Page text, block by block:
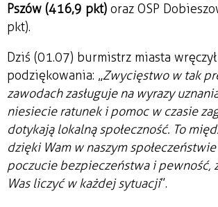
Pszów (416,9 pkt) oraz OSP
pkt).
Dziś (01.07) burmistrz miasta
podziękowania: „Zwycięstwo w tak
zawodach zasługuje na wyrazy
niesiecie ratunek i pomoc w czasie
dotykają lokalną społeczność. To
dzięki Wam w naszym
poczucie bezpieczeństwa i pewność,
Was liczyć w każdej sytuacji”.